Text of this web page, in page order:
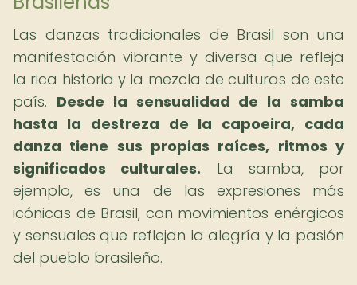
Las danzas tradicionales de Brasil son una
manifestación vibrante y diversa que refleja
la rica historia y la mezcla de culturas de este
país. Desde la sensualidad de la samba
hasta la destreza de la capoeira, cada
danza tiene sus propias raíces, ritmos y
significados culturales. La samba, por
ejemplo, es una de las expresiones más
icónicas de Brasil, con movimientos enérgicos
y sensuales que reflejan la alegría y la pasión
del pueblo brasileño.